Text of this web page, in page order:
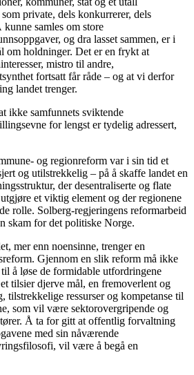
private, dels konkurrerer, dels
samles om store
og dra lasset sammen, er i
om holdninger. Det er en frykt at
mistro til andre,
fortsatt får råde – og at vi derfor
landet trenger.
ikke samfunnets sviktende
for lengst er tydelig adressert,
og regionreform var i sin tid et
og utilstrekkelig – på å skaffe landet en
der desentraliserte og flate
et viktig element og der regionene
rolle. Solberg-regjeringens reformarbeid
skam for det politiske Norge.
mer enn noensinne, trenger en
Gjennom en slik reform må ikke
til å løse de formidable utfordringene
tilsier djerve mål, en fremoverlent og
tilstrekkelige ressurser og kompetanse til
som vil være sektorovergripende og
Å ta for gitt at offentlig forvaltning
med sin nåværende
vil være å begå en